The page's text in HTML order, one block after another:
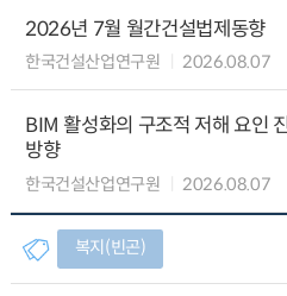
2026년 7월 월간건설법제동향
한국건설산업연구원 2026.08.07
BIM 활성화의 구조적 저해 요인
방향
한국건설산업연구원 2026.08.07
복지(빈곤)